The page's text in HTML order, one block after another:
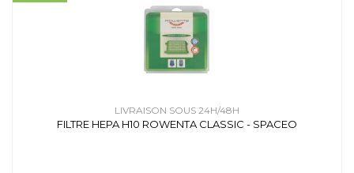
LIVRAISON SOUS 24H/48H
FILTRE HEPA H10 ROWENTA CLASSIC - SPACEO